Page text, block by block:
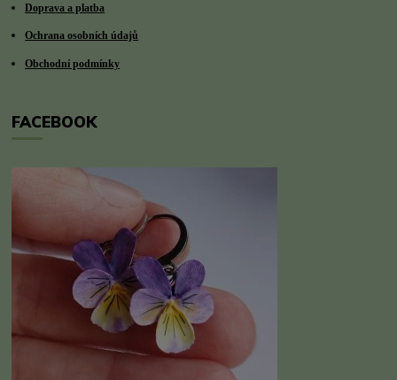
Doprava a platba
Ochrana osobních údajů
Obchodní podmínky
FACEBOOK